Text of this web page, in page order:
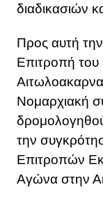
διαδικασιών
Προς αυτή
Επιτροπή
Νομαρχιακή
την
Επιτροπών
Αγώνα στην